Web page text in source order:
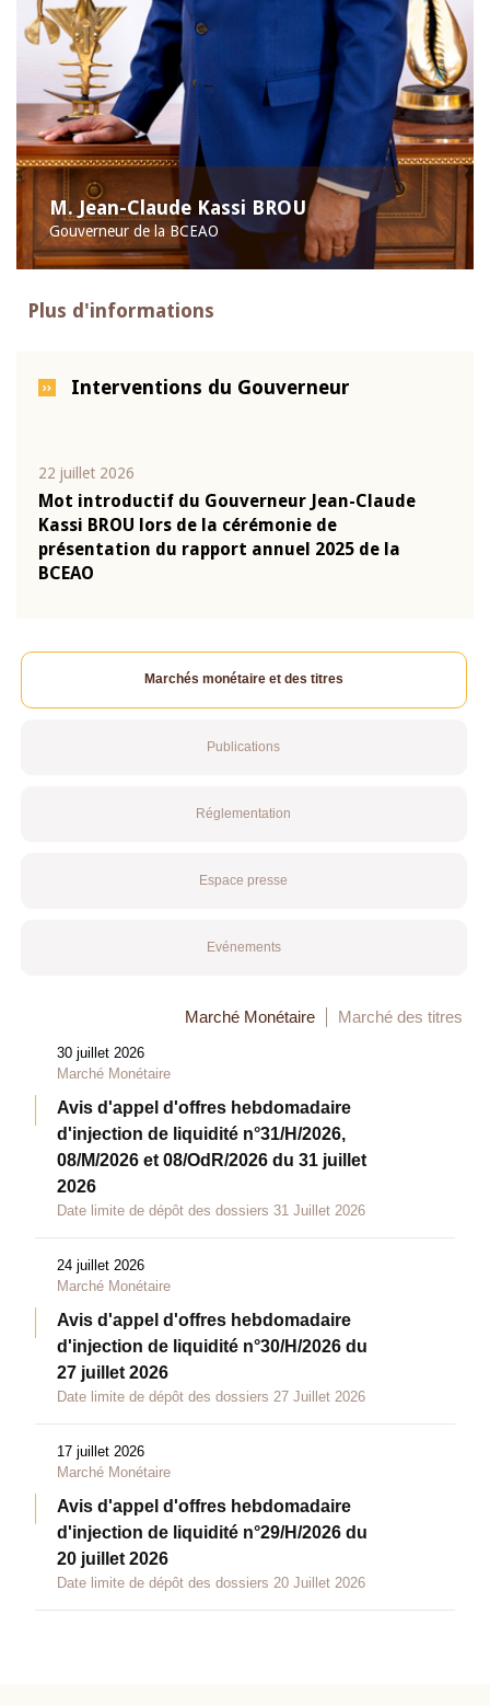
M. Jean-Claude Kassi BROU
Gouverneur de la BCEAO
Plus d'informations
Interventions du Gouverneur
22 juillet 2026
Mot introductif du Gouverneur Jean-Claude
Kassi BROU lors de la cérémonie de
présentation du rapport annuel 2025 de la
BCEAO
Marchés monétaire et des titres
Publications
Réglementation
Espace presse
Evénements
Marché Monétaire Marché des titres
30 juillet 2026
Marché Monétaire
Avis d'appel d'offres hebdomadaire
d'injection de liquidité n°31/H/2026,
08/M/2026 et 08/OdR/2026 du 31 juillet
2026
Date limite de dépôt des dossiers 31 Juillet 2026
24 juillet 2026
Marché Monétaire
Avis d'appel d'offres hebdomadaire
d'injection de liquidité n°30/H/2026 du
27 juillet 2026
Date limite de dépôt des dossiers 27 Juillet 2026
17 juillet 2026
Marché Monétaire
Avis d'appel d'offres hebdomadaire
d'injection de liquidité n°29/H/2026 du
20 juillet 2026
Date limite de dépôt des dossiers 20 Juillet 2026